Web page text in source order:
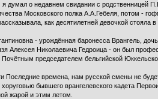
о недавнем свидании с родственницей
Московского полка А.А.Гебеля, потом -
как десятилетней девочкой
- урождённая баронесса Врангель,
Алексея Николаевича Гедроица - он был
председателем бельгийской
Последние времена, нам русской смены не
бывшего врангелевского кадета
жарой и этим летом.